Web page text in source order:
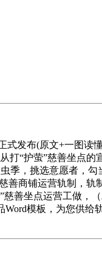
布(原文+一图读
打“护萤”慈善坐点
季，挑选意愿者，
商铺运营轨制，
善坐点运营工做
模板，为您供